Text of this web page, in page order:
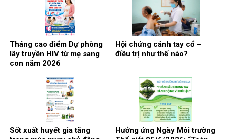
Tháng cao điểm Dự phòng
lây truyền HIV từ mẹ sang
con năm 2026
Hội chứng cánh tay cổ –
điều trị như thế nào?
Sốt xuất huyết gia tăng
Hưởng ứng Ngày Môi trường